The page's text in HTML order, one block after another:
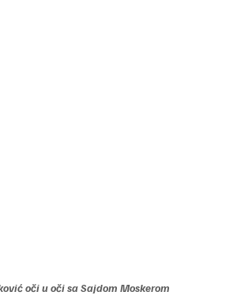
oči u oči sa Sajdom Moskerom